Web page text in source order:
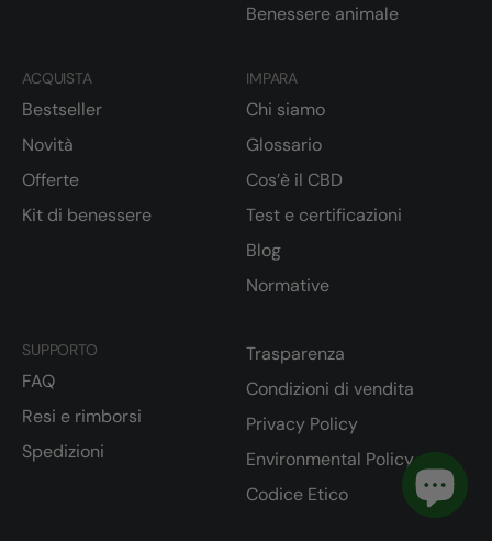
Benessere animale
ACQUISTA
Bestseller
Novità
Offerte
Kit di benessere
IMPARA
Chi siamo
Glossario
Cos’è il CBD
Test e certificazioni
Blog
Normative
SUPPORTO
FAQ
Resi e rimborsi
Spedizioni
Trasparenza
Condizioni di vendita
Privacy Policy
Environmental Policy
Codice Etico